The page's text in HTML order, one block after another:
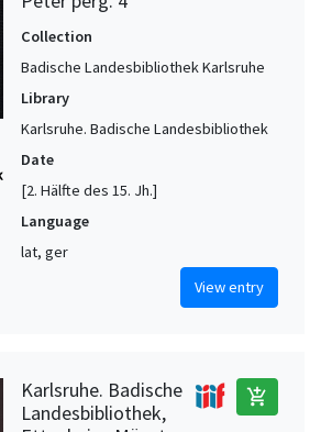
Collection
Badische Landesbibliothek Karlsruhe
Library
Karlsruhe. Badische Landesbibliothek
Date
[2. Hälfte des 15. Jh.]
Language
lat, ger
View entry
Karlsruhe. Badische
Landesbibliothek,
add_shopping_cart